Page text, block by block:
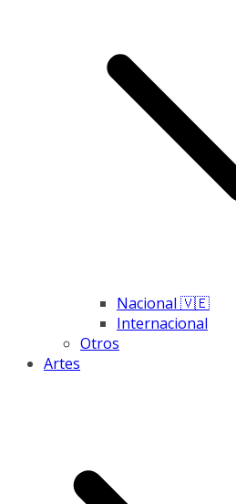
Nacional 🇻🇪
Internacional
Otros
Artes